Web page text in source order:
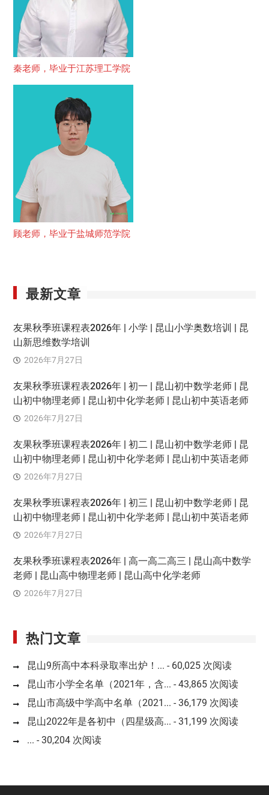
秦老师，毕业于江苏理工学院
顾老师，毕业于盐城师范学院
最新文章
友果秋季班课程表2026年 | 小学 | 昆山小学奥数培训 | 昆
山新思维数学培训
2026年7月27日
友果秋季班课程表2026年 | 初一 | 昆山初中数学老师 | 昆
山初中物理老师 | 昆山初中化学老师 | 昆山初中英语老师
2026年7月27日
友果秋季班课程表2026年 | 初二 | 昆山初中数学老师 | 昆
山初中物理老师 | 昆山初中化学老师 | 昆山初中英语老师
2026年7月27日
友果秋季班课程表2026年 | 初三 | 昆山初中数学老师 | 昆
山初中物理老师 | 昆山初中化学老师 | 昆山初中英语老师
2026年7月27日
友果秋季班课程表2026年 | 高一高二高三 | 昆山高中数学
老师 | 昆山高中物理老师 | 昆山高中化学老师
2026年7月27日
热门文章
昆山9所高中本科录取率出炉！... - 60,025 次阅读
昆山市小学全名单（2021年，含... - 43,865 次阅读
昆山市高级中学高中名单（2021... - 36,179 次阅读
昆山2022年是各初中（四星级高... - 31,199 次阅读
... - 30,204 次阅读